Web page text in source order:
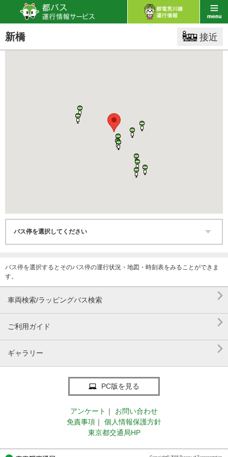
新橋 接近
バス停を選択するとそのバス停の運行状況・地図・時刻表をみることができま
す。
車両検索/ラッピングバス検索 
ご利用ガイド 
ギャラリー 
PC版を見る
アンケート ｜
お問い合わせ
免責事項 ｜
個人情報保護方針
東京都交通局HP